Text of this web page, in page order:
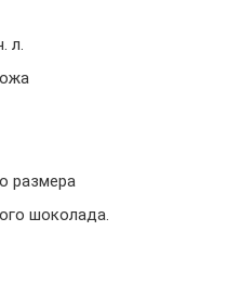
л.
размера
шоколада.